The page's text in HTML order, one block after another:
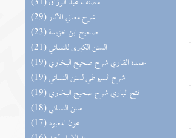
(29) شرح معاني الآثار
(23) صحيح ابن خزيمة
(21) السنن الكبرى للنسائي
(19) عمدة القاري شرح صحيح البخاري
(19) شرح السيوطي لسنن النسائي
(19) فتح الباري شرح صحيح البخاري
(18) سنن النسائي
(17) عون المعبود